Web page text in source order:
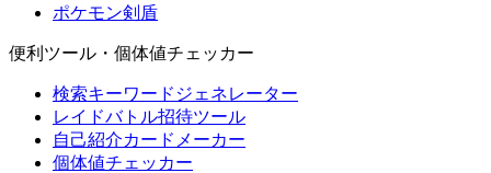
ポケモン剣盾
便利ツール・個体値チェッカー
検索キーワードジェネレーター
レイドバトル招待ツール
自己紹介カードメーカー
個体値チェッカー